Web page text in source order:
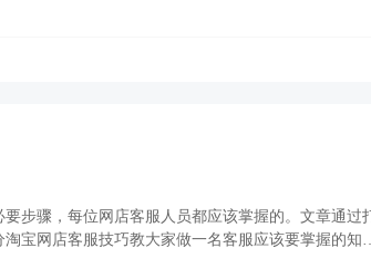
步骤，每位网店客服人员都应该掌握的。文章通过
宝网店客服技巧教大家做一名客服应该要掌握的知